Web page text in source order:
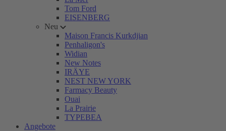
Tom Ford
EISENBERG
Neu
Maison Francis Kurkdjian
Penhaligon's
Widian
New Notes
IRÄYE
NEST NEW YORK
Farmacy Beauty
Ouai
La Prairie
TYPEBEA
Angebote